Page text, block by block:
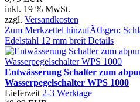
inkl. 19 % MwSt.
zzgl. Versandkosten
Zum Merkzettel hinzufÃŒgen:
Edelstahl 12 mm breit Details
Entwässerung Schalter zum
Wasserpegelschalter WPS 1000
Lieferzeit2-3 Werktage